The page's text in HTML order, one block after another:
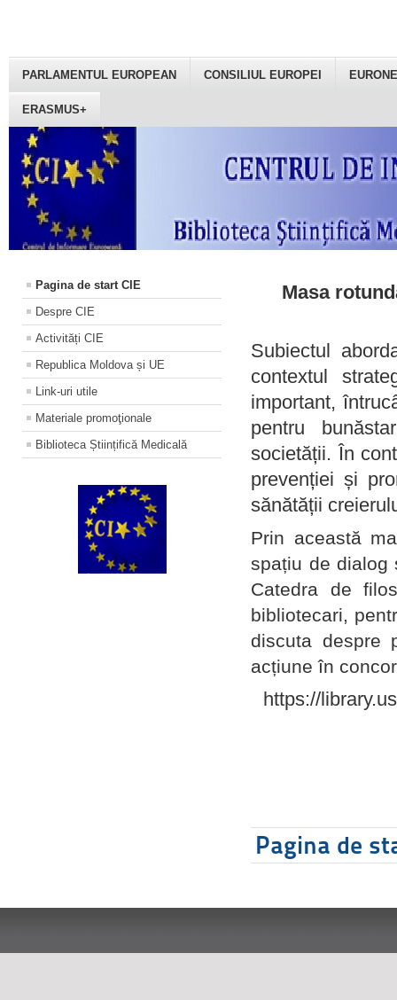
PARLAMENTUL EUROPEAN CONSILIUL EUROPEI
ERASMUS+
Pagina de start CIE
Despre CIE
Activități CIE
Republica Moldova și UE
Link-uri utile
Materiale promoţionale
Biblioteca Științifică Medicală
Masa
Subiectul
contextul
important,
pentru
societății. În
prevenției și
sănătății
Prin această
spațiu de dialog
Catedra de
bibliotecari,
discuta despre
acțiune în
https://
Pagina de